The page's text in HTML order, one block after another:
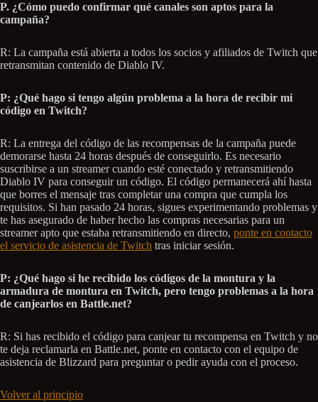
P. ¿Cómo puedo confirmar qué canales son aptos para la
campaña?
R: La campaña está abierta a todos los socios y afiliados de Twitch que
retransmitan contenido de Diablo IV.
P: ¿Qué hago si tengo algún problema a la hora de recibir mi
código en Twitch?
R: La entrega del código de las recompensas de la campaña puede
demorarse hasta 24 horas después de conseguirlo. Es necesario
suscribirse a un streamer cuando esté conectado y retransmitiendo
Diablo IV para conseguir un código. El código permanecerá ahí hasta
que borres el mensaje tras completar una compra que cumpla los
requisitos. Si han pasado 24 horas, sigues experimentando problemas y
te has asegurado de haber hecho las compras necesarias para un
streamer apto que estaba retransmitiendo en directo, ponte en contacto
el servicio de asistencia de Twitch tras iniciar sesión.
P: ¿Qué hago si he recibido los códigos de la montura y la
armadura de montura en Twitch, pero tengo problemas a la hora
de canjearlos en Battle.net?
R: Si has recibido el código para canjear tu recompensa en Twitch y no
te deja reclamarla en Battle.net, ponte en contacto con el equipo de
asistencia de Blizzard para preguntar o pedir ayuda con el proceso.
Volver al principio